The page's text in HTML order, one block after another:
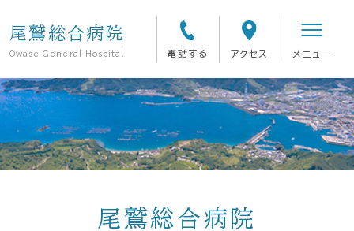
尾鷲総合病院
Owase General Hospital 電話する アクセス メニュー
尾鷲総合病院